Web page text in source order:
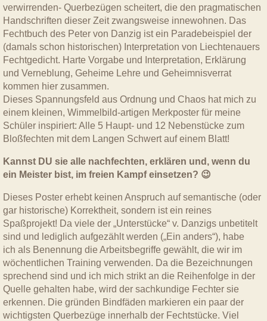
verwirrenden- Querbezügen scheitert, die den pragmatischen
Handschriften dieser Zeit zwangsweise innewohnen. Das
Fechtbuch des Peter von Danzig ist ein Paradebeispiel der
(damals schon historischen) Interpretation von Liechtenauers
Fechtgedicht. Harte Vorgabe und Interpretation, Erklärung
und Verneblung, Geheime Lehre und Geheimnisverrat
kommen hier zusammen.
Dieses Spannungsfeld aus Ordnung und Chaos hat mich zu
einem kleinen, Wimmelbild-artigen Merkposter für meine
Schüler inspiriert: Alle 5 Haupt- und 12 Nebenstücke zum
Bloßfechten mit dem Langen Schwert auf einem Blatt!
Kannst DU sie alle nachfechten, erklären und, wenn du
ein Meister bist, im freien Kampf einsetzen? 😉
Dieses Poster erhebt keinen Anspruch auf semantische (oder
gar historische) Korrektheit, sondern ist ein reines
Spaßprojekt! Da viele der „Unterstücke“ v. Danzigs unbetitelt
sind und lediglich aufgezählt werden („Ein anders“), habe
ich als Benennung die Arbeitsbegriffe gewählt, die wir im
wöchentlichen Training verwenden. Da die Bezeichnungen
sprechend sind und ich mich strikt an die Reihenfolge in der
Quelle gehalten habe, wird der sachkundige Fechter sie
erkennen. Die gründen Bindfäden markieren ein paar der
wichtigsten Querbezüge innerhalb der Fechtstücke. Viel